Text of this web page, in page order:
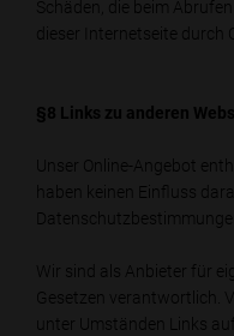
Schäden, die beim
dieser Internetseite durch
§8 Links zu anderen
Unser Online-Angebot
haben keinen Einfluss
Wir sind als Anbieter für
Gesetzen verantwortlich.
unter Umständen Links